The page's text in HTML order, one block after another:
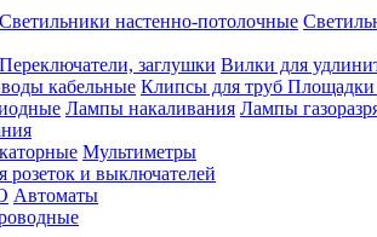
Светильники настенно-потолочные
Переключатели, заглушки Вилки для
кабельные Клипсы для труб Площадки
Лампы накаливания Лампы
Мультиметры
и выключателей
Автоматы